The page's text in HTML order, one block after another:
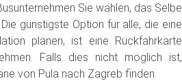
Sie wählen, das Selbe
günstigste Option für alle, die eine
planen, ist eine Rückfahrkarte
Falls dies nicht möglich ist,
von Pula nach Zagreb finden.